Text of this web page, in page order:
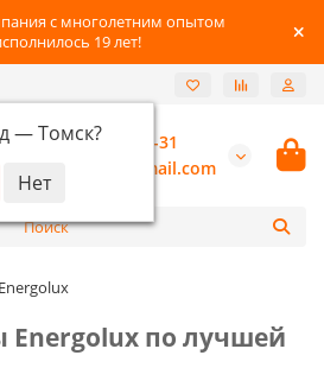
с многолетним опытом
19 лет!
—Томск?
+7-3822-96-03-31
burannsk@gmail.com
Energolux
Energolux по лучшей